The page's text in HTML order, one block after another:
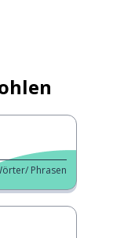
Phrasen